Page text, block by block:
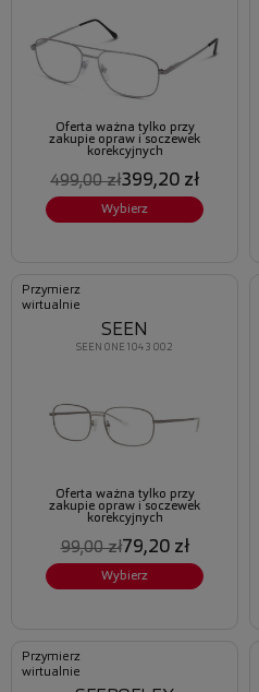
Oferta ważna tylko przy
zakupie opraw i soczewek
korekcyjnych
499,00 zł399,20 zł
Wybierz
Przymierz
wirtualnie
SEEN 0NE1043 002
SEEN
Oferta ważna tylko przy
zakupie opraw i soczewek
korekcyjnych
99,00 zł79,20 zł
Wybierz
Przymierz
wirtualnie